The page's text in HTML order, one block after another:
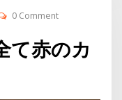
0 Comment
て赤のカ